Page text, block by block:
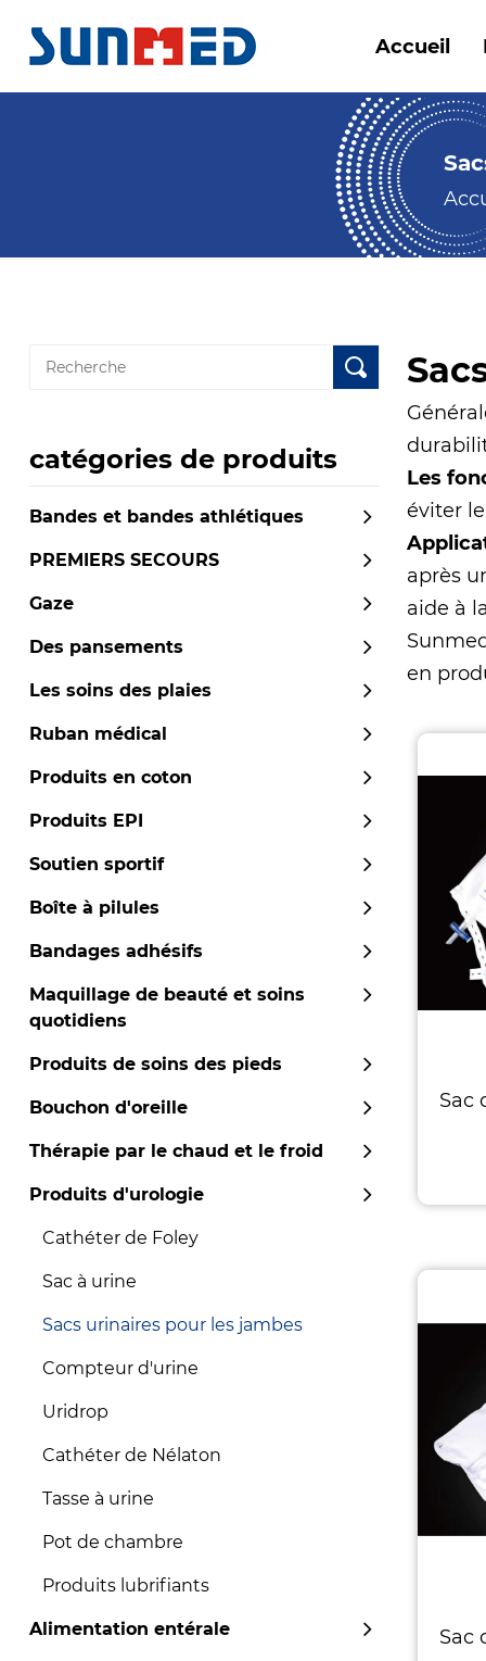
Accueil
catégories de produits
Bandes et bandes athlétiques
PREMIERS SECOURS
Gaze
Des pansements
Les soins des plaies
Ruban médical
Produits en coton
Produits EPI
Soutien sportif
Boîte à pilules
Bandages adhésifs
Maquillage de beauté et soins
quotidiens
Produits de soins des pieds
Bouchon d'oreille
Thérapie par le chaud et le froid
Produits d'urologie
Cathéter de Foley
Sac à urine
Sacs urinaires pour les jambes
Compteur d'urine
Uridrop
Cathéter de Nélaton
Tasse à urine
Pot de chambre
Produits lubrifiants
Alimentation entérale
Les
éviter
après
aide à
en
Sac
Sac